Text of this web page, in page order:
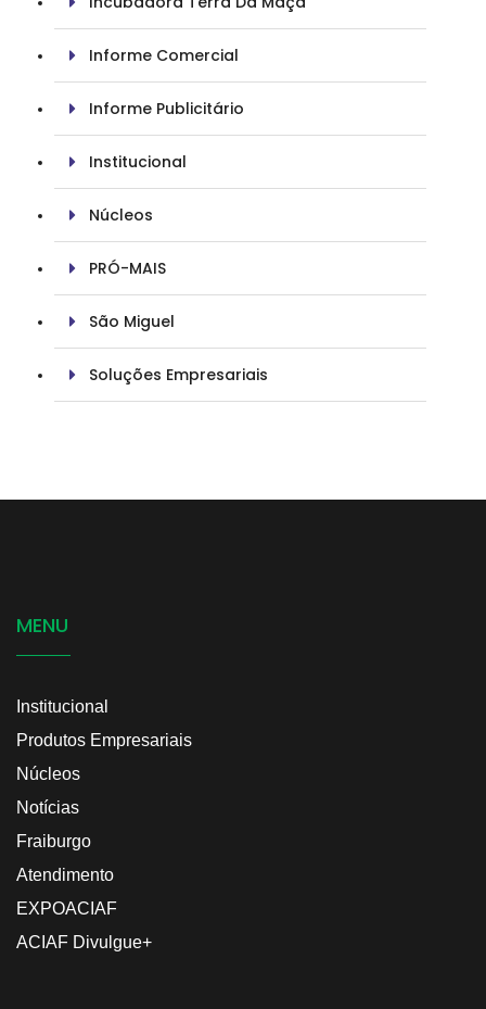
Informe Comercial
Informe Publicitário
Institucional
Núcleos
PRÓ-MAIS
São Miguel
Soluções Empresariais
MENU
Institucional
Produtos Empresariais
Núcleos
Notícias
Fraiburgo
Atendimento
EXPOACIAF
ACIAF Divulgue+